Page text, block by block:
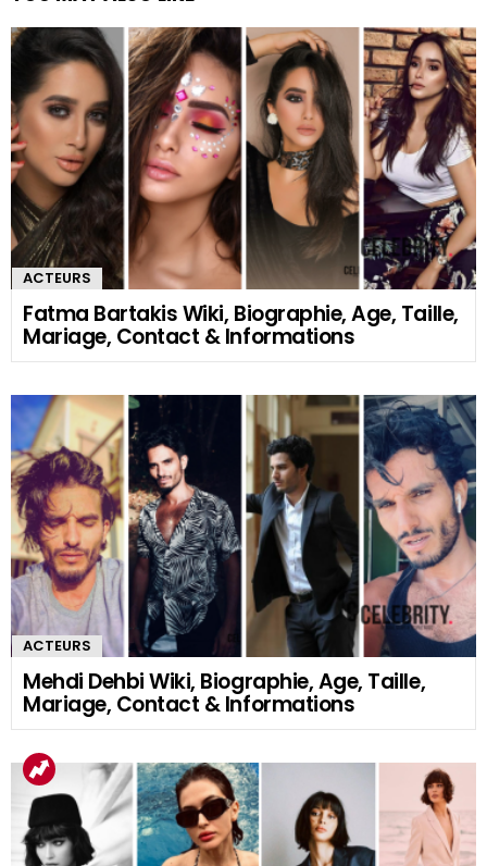
ACTEURS
Fatma Bartakis Wiki, Biographie, Age, Taille,
Mariage, Contact & Informations
ACTEURS
Mehdi Dehbi Wiki, Biographie, Age, Taille,
Mariage, Contact & Informations